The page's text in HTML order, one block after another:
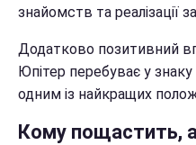
знайомств та реалізації
Додатково позитивний
Юпітер перебуває у
одним із найкращих
Кому пощастить,